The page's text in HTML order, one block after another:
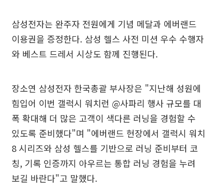
삼성전자는 완주자 전원에게 기념 메달과 에버랜드
이용권을 증정한다. 삼성 헬스 사전 미션 우수 수행자
와 베스트 드레서 시상도 함께 진행된다.
장소연 삼성전자 한국총괄 부사장은 "지난해 성원에
힘입어 이번 갤럭시 워치런 @사파리 행사 규모를 대
폭 확대해 더 많은 고객이 색다른 러닝을 경험할 수
있도록 준비했다"며 "에버랜드 현장에서 갤럭시 워치
8 시리즈와 삼성 헬스를 기반으로 러닝 준비부터 코
칭, 기록 인증까지 아우르는 통합 러닝 경험을 누려
보길 바란다"고 말했다.